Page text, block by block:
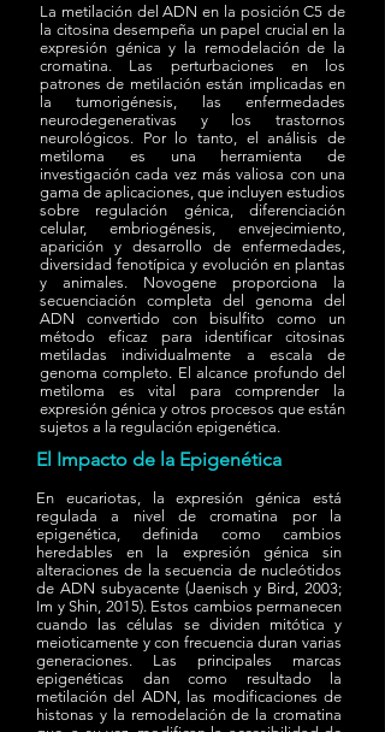
La metilación del ADN en la posición C5 de
la citosina desempeña un papel crucial en la
expresión génica y la remodelación de la
cromatina. Las perturbaciones en los
patrones de metilación están implicadas en
la tumorigénesis, las enfermedades
neurodegenerativas y los trastornos
neurológicos. Por lo tanto, el análisis de
metiloma es una herramienta de
investigación cada vez más valiosa con una
gama de aplicaciones, que incluyen estudios
sobre regulación génica, diferenciación
celular, embriogénesis, envejecimiento,
aparición y desarrollo de enfermedades,
diversidad fenotípica y evolución en plantas
y animales. Novogene proporciona la
secuenciación completa del genoma del
ADN convertido con bisulfito como un
método eficaz para identificar citosinas
metiladas individualmente a escala de
genoma completo. El alcance profundo del
metiloma es vital para comprender la
expresión génica y otros procesos que están
sujetos a la regulación epigenética.
El Impacto de la Epigenética
En eucariotas, la expresión génica está
regulada a nivel de cromatina por la
epigenética, definida como cambios
heredables en la expresión génica sin
alteraciones de la secuencia de nucleótidos
de ADN subyacente (Jaenisch y Bird, 2003;
Im y Shin, 2015). Estos cambios permanecen
cuando las células se dividen mitótica y
meioticamente y con frecuencia duran varias
generaciones. Las principales marcas
epigenéticas dan como resultado la
metilación del ADN, las modificaciones de
histonas y la remodelación de la cromatina